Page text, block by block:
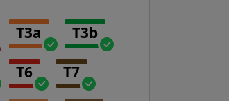
T3a T3b
T6 T7